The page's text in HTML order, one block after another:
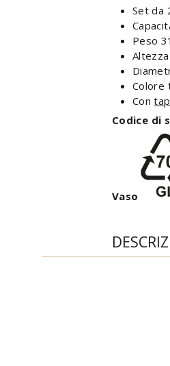
Set da
Peso
Colore
Con
Codice di
Vaso